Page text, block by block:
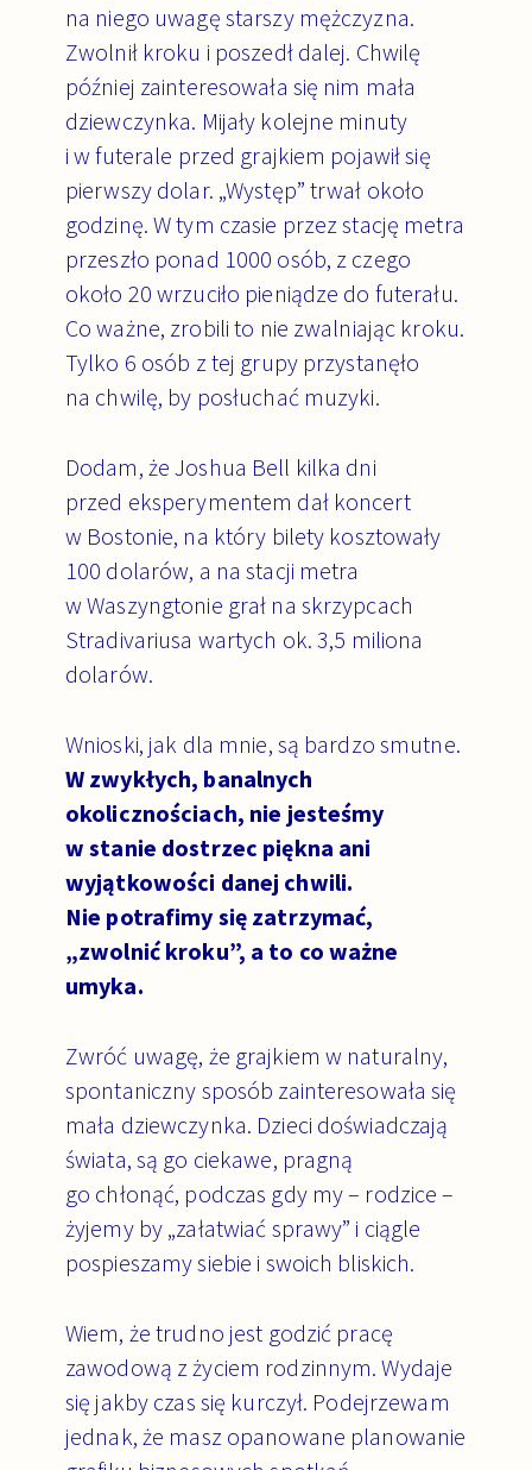
na niego uwagę starszy mężczyzna.
Zwolnił kroku i poszedł dalej. Chwilę
później zainteresowała się nim mała
dziewczynka. Mijały kolejne minuty
i w futerale przed grajkiem pojawił się
pierwszy dolar. „Występ” trwał około
godzinę. W tym czasie przez stację metra
przeszło ponad 1000 osób, z czego
około 20 wrzuciło pieniądze do futerału.
Co ważne, zrobili to nie zwalniając kroku.
Tylko 6 osób z tej grupy przystanęło
na chwilę, by posłuchać muzyki.
Dodam, że Joshua Bell kilka dni
przed eksperymentem dał koncert
w Bostonie, na który bilety kosztowały
100 dolarów, a na stacji metra
w Waszyngtonie grał na skrzypcach
Stradivariusa wartych ok. 3,5 miliona
dolarów.
Wnioski, jak dla mnie, są bardzo smutne.
W zwykłych, banalnych
okolicznościach, nie jesteśmy
w stanie dostrzec piękna ani
wyjątkowości danej chwili.
Nie potrafimy się zatrzymać,
„zwolnić kroku”, a to co ważne
umyka.
Zwróć uwagę, że grajkiem w naturalny,
spontaniczny sposób zainteresowała się
mała dziewczynka. Dzieci doświadczają
świata, są go ciekawe, pragną
go chłonąć, podczas gdy my – rodzice –
żyjemy by „załatwiać sprawy” i ciągle
pospieszamy siebie i swoich bliskich.
Wiem, że trudno jest godzić pracę
zawodową z życiem rodzinnym. Wydaje
się jakby czas się kurczył. Podejrzewam
jednak, że masz opanowane planowanie